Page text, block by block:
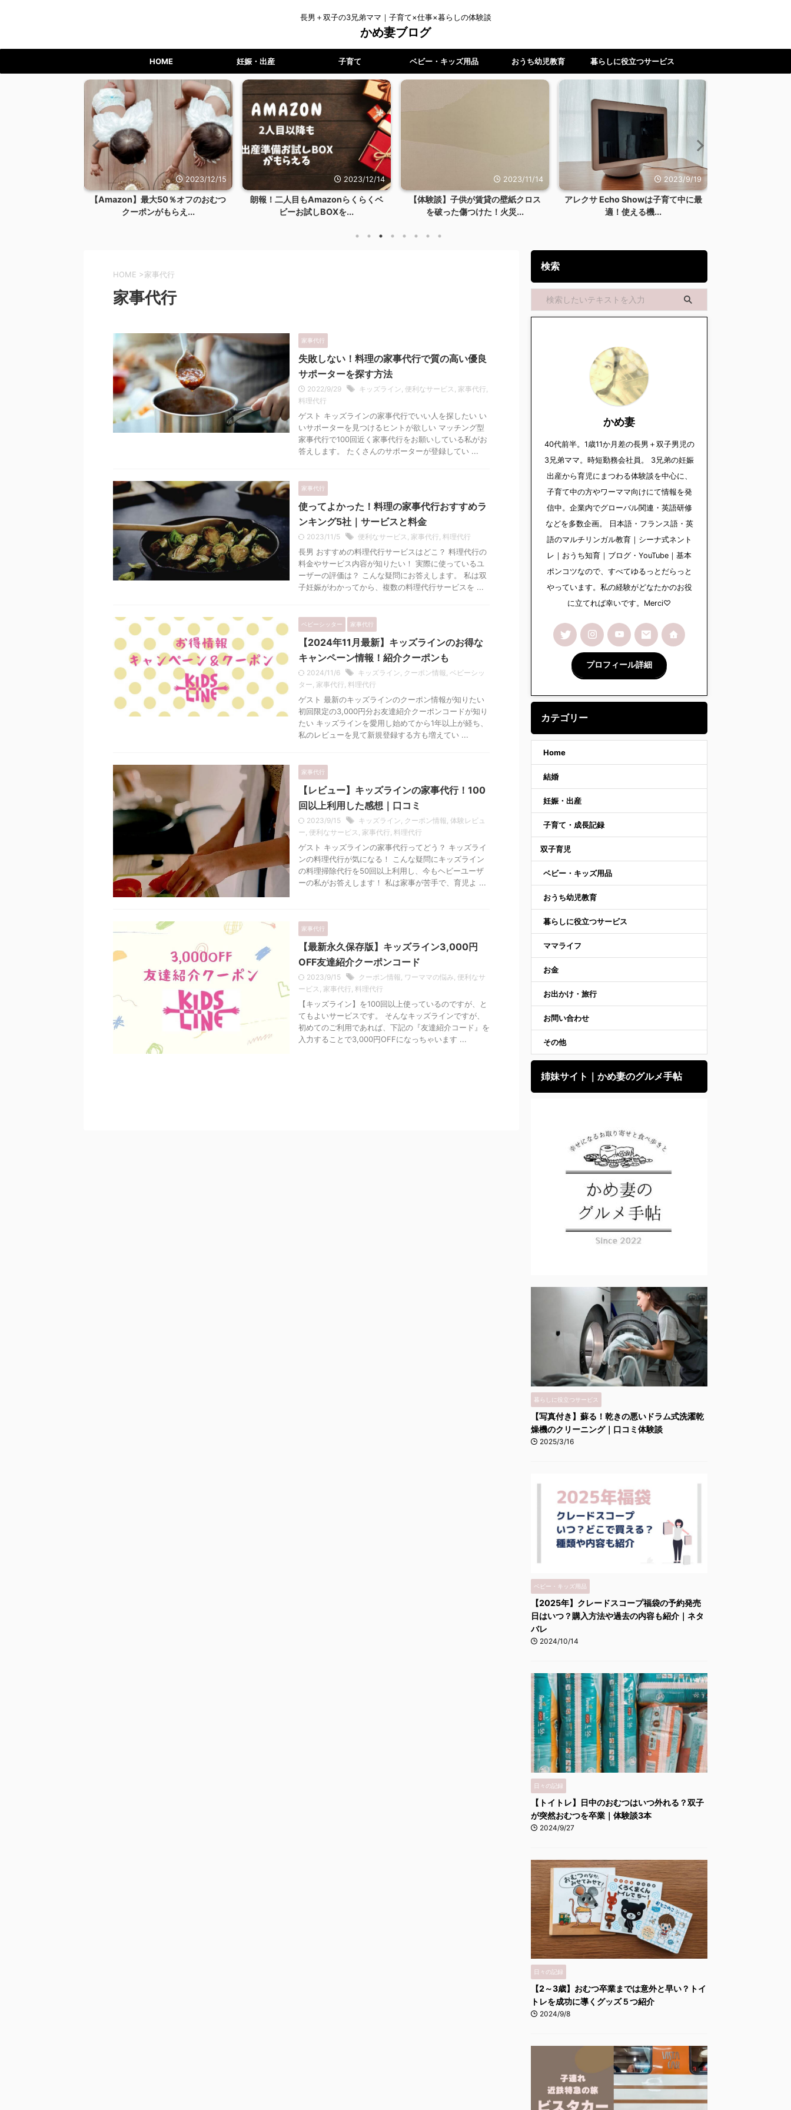
長男＋双子の3兄弟ママ｜子育て×仕事×暮らしの体験談
かめ妻ブログ
HOME 妊娠・出産 子育て ベビー・キッズ用品 おうち幼児教育 暮らしに役立つサービス
2023/12/15
【Amazon】最大50％オフのおむつ
クーポンがもらえ...
2023/12/14
朗報！二人目もAmazonらくらくベ
ビーお試しBOXを...
2023/11/14
【体験談】子供が賃貸の壁紙クロス
を破った傷つけた！火災...
2023/9/19
アレクサ Echo Showは子育て中に最
適！使える機...
HOME >家事代行
家事代行
家事代行
失敗しない！料理の家事代行で質の高い優良
サポーターを探す方法
2022/9/29 キッズライン 便利なサービス 家事代行
料理代行
ゲスト キッズラインの家事代行でいい人を探したい い
いサポーターを見つけるヒントが欲しい マッチング型
家事代行で100回近く家事代行をお願いしている私がお
答えします。 たくさんのサポーターが登録してい ...
家事代行
使ってよかった！料理の家事代行おすすめラ
ンキング5社｜サービスと料金
2023/11/5 便利なサービス 家事代行 料理代行
長男 おすすめの料理代行サービスはどこ？ 料理代行の
料金やサービス内容が知りたい！ 実際に使っているユ
ーザーの評価は？ こんな疑問にお答えします。 私は双
子妊娠がわかってから、複数の料理代行サービスを ...
ベビーシッター 家事代行
【2024年11月最新】キッズラインのお得な
キャンペーン情報！紹介クーポンも
2024/11/6 キッズライン クーポン情報 ベビーシッ
ター 家事代行 料理代行
ゲスト 最新のキッズラインのクーポン情報が知りたい
初回限定の3,000円分お友達紹介クーポンコードが知り
たい キッズラインを愛用し始めてから1年以上が経ち、
私のレビューを見て新規登録する方も増えてい ...
家事代行
【レビュー】キッズラインの家事代行！100
回以上利用した感想｜口コミ
2023/9/15 キッズライン クーポン情報 体験レビュ
ー 便利なサービス 家事代行 料理代行
ゲスト キッズラインの家事代行ってどう？ キッズライ
ンの料理代行が気になる！ こんな疑問にキッズライン
の料理掃除代行を50回以上利用し、今もヘビーユーザ
ーの私がお答えします！ 私は家事が苦手で、育児よ ...
家事代行
【最新永久保存版】キッズライン3,000円
OFF友達紹介クーポンコード
2023/9/15 クーポン情報 ワーママの悩み 便利なサ
ービス
家事代行 料理代行
【キッズライン】を100回以上使っているのですが、と
てもよいサービスです。 そんなキッズラインですが、
初めてのご利用であれば、下記の『友達紹介コード』を
入力することで3,000円OFFになっちゃいます ...
検索
かめ妻
40代前半。1歳11か月差の長男＋双子男児の
3兄弟ママ。時短勤務会社員。 3兄弟の妊娠
出産から育児にまつわる体験談を中心に、
子育て中の方やワーママ向けにて情報を発
信中。企業内でグローバル関連・英語研修
などを多数企画。 日本語・フランス語・英
語のマルチリンガル教育｜シーナ式ネント
レ｜おうち知育｜ブログ・YouTube｜基本
ポンコツなので、すべてゆるっとだらっと
やっています。私の経験がどなたかのお役
に立てれば幸いです。Merci♡
プロフィール詳細
カテゴリー
Home
結婚
妊娠・出産
子育て・成長記録
双子育児
ベビー・キッズ用品
おうち幼児教育
暮らしに役立つサービス
ママライフ
お金
お出かけ・旅行
お問い合わせ
その他
姉妹サイト｜かめ妻のグルメ手帖
暮らしに役立つサービス
【写真付き】蘇る！乾きの悪いドラム式洗濯乾
燥機のクリーニング｜口コミ体験談
2025/3/16
ベビー・キッズ用品
【2025年】クレードスコープ福袋の予約発売
日はいつ？購入方法や過去の内容も紹介｜ネタ
バレ
2024/10/14
日々の記録
【トイトレ】日中のおむつはいつ外れる？双子
が突然おむつを卒業｜体験談3本
2024/9/27
日々の記録
【2～3歳】おむつ卒業までは意外と早い？トイ
トレを成功に導くグッズ５つ紹介
2024/9/8